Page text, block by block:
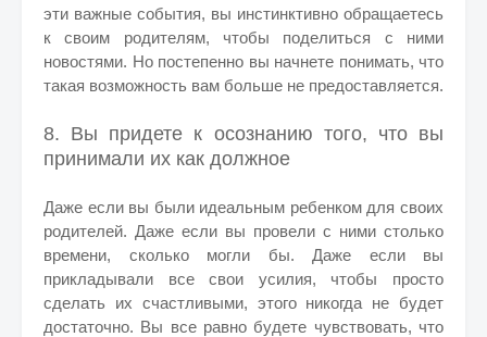
эти важные события, вы инстинктивно обращаетесь
к своим родителям, чтобы поделиться с ними
новостями. Но постепенно вы начнете понимать, что
такая возможность вам больше не предоставляется.
8. Вы придете к осознанию того, что вы
принимали их как должное
Даже если вы были идеальным ребенком для своих
родителей. Даже если вы провели с ними столько
времени, сколько могли бы. Даже если вы
прикладывали все свои усилия, чтобы просто
сделать их счастливыми, этого никогда не будет
достаточно. Вы все равно будете чувствовать, что